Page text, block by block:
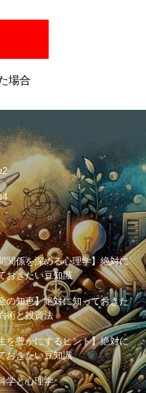
場合
関係を深める心理学】絶対に
おきたい豆知識
の知恵】絶対に知っておきた
術と投資法
を豊かにするヒント】絶対に
おきたい豆知識
学と心理学